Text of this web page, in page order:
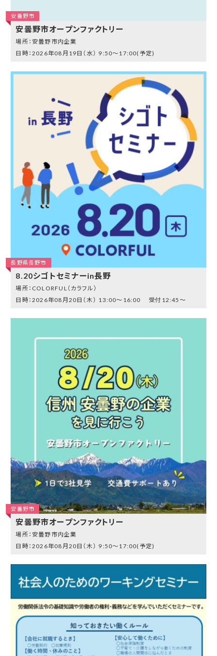
安曇野市
安曇野市オープンファクトリー
安曇野市内企業
2026年08月19日（水） 9:50～17:00(予定)
長野県長野市
8.20シゴトセミナーin長野
COLORFUL（カラフル）
2026年08月20日（木） 13:00～16:00 受付12:45～
安曇野市
安曇野市オープンファクトリー
安曇野市内企業
2026年08月20日（木） 9:50～17:00(予定)